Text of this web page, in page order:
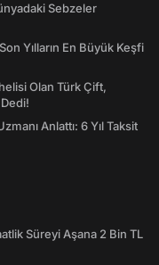
Sebzeler
Yılların En Büyük Keşfi
Olan Türk Çift,
Anlattı: 6 Yıl Taksit
Süreyi Aşana 2 Bin TL